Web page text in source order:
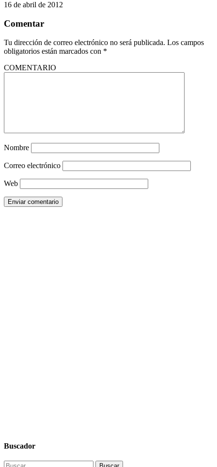
16 de abril de 2012
Comentar
Tu dirección de correo electrónico no será publicada. Los campos
obligatorios están marcados con *
COMENTARIO
Nombre
Correo electrónico
Web
Buscador
Buscar: